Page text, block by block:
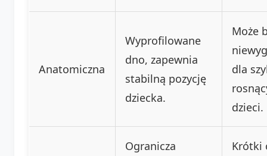
Anatomiczna
Wyprofilowane
dno, zapewnia
stabilną pozycję
dziecka.
Może
dla
dzieci.
Ogranicza
Krótki